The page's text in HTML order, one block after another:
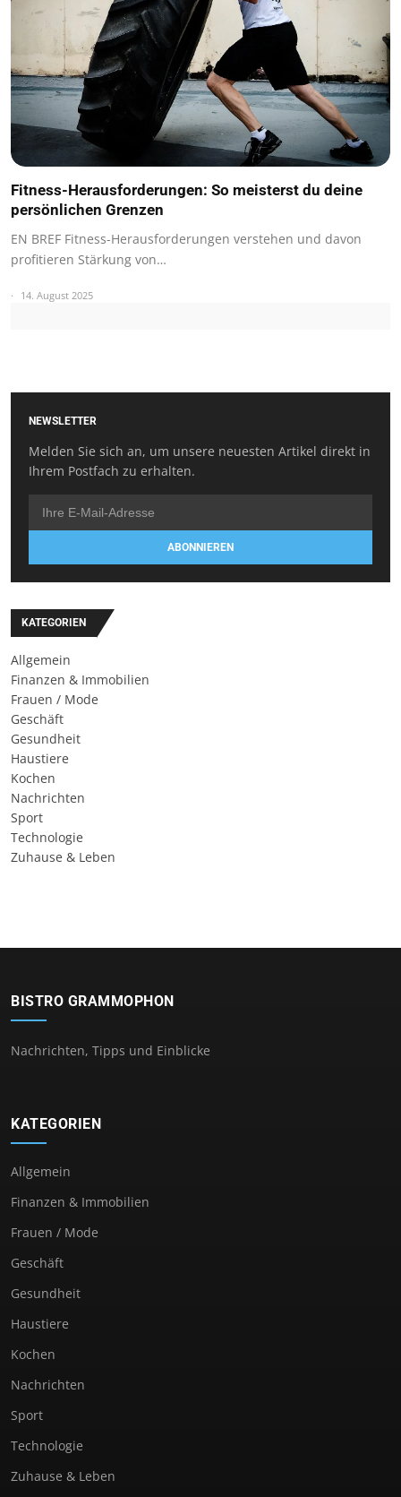
Fitness-Herausforderungen: So meisterst du deine
persönlichen Grenzen
EN BREF Fitness-Herausforderungen verstehen und davon
profitieren Stärkung von…
14. August 2025
NEWSLETTER
Melden Sie sich an, um unsere neuesten Artikel direkt in
Ihrem Postfach zu erhalten.
ABONNIEREN
KATEGORIEN
Allgemein
Finanzen & Immobilien
Frauen / Mode
Geschäft
Gesundheit
Haustiere
Kochen
Nachrichten
Sport
Technologie
Zuhause & Leben
BISTRO GRAMMOPHON
Nachrichten, Tipps und Einblicke
KATEGORIEN
Allgemein
Finanzen & Immobilien
Frauen / Mode
Geschäft
Gesundheit
Haustiere
Kochen
Nachrichten
Sport
Technologie
Zuhause & Leben